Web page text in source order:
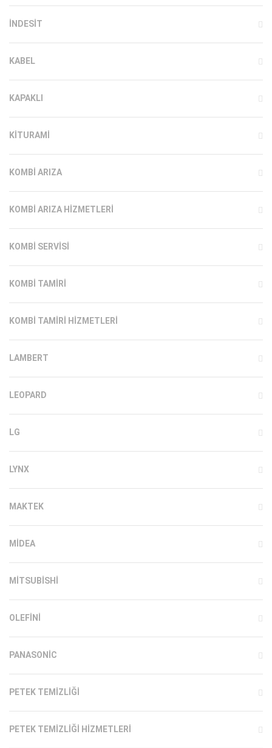
INDESIT
KABEL
KAPAKLI
KITURAMI
KOMBI ARIZA
KOMBI ARIZA HIZMETLERI
KOMBI SERVISI
KOMBI TAMIRI
KOMBI TAMIRI HIZMETLERI
LAMBERT
LEOPARD
LG
LYNX
MAKTEK
MIDEA
MITSUBISHI
OLEFINI
PANASONIC
PETEK TEMIZLIĞI
PETEK TEMIZLIĞI HIZMETLERI